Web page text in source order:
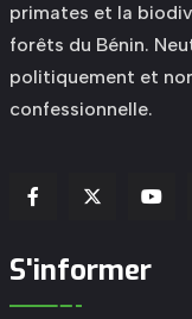
primates et la
forêts du Bénin.
politiquement et
confessionnelle.
S'informer